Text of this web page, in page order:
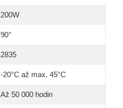
200W
90°
2835
-20°C až max. 45°C
Až 50 000 hodin